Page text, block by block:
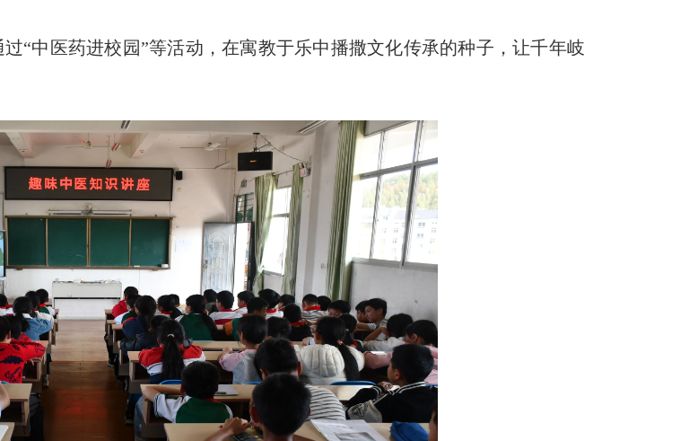
“中医药进校园”等活动，在寓教于乐中播撒文化传承的种子，让千年岐